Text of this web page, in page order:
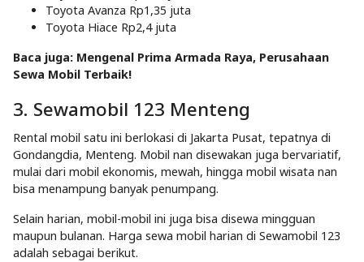
Toyota Avanza Rp1,35 juta
Toyota Hiace Rp2,4 juta
Baca juga: Mengenal Prima Armada Raya, Perusahaan
Sewa Mobil Terbaik!
3. Sewamobil 123 Menteng
Rental mobil satu ini berlokasi di Jakarta Pusat, tepatnya di
Gondangdia, Menteng. Mobil nan disewakan juga bervariatif,
mulai dari mobil ekonomis, mewah, hingga mobil wisata nan
bisa menampung banyak penumpang.
Selain harian, mobil-mobil ini juga bisa disewa mingguan
maupun bulanan. Harga sewa mobil harian di Sewamobil 123
adalah sebagai berikut.